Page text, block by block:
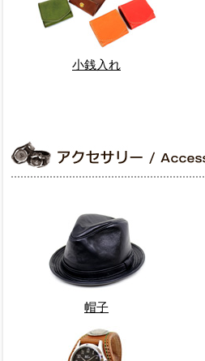
小銭入れ
帽子